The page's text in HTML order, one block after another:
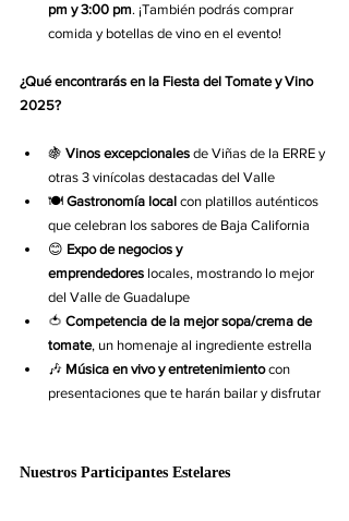
pm y 3:00 pm. ¡También podrás comprar
comida y botellas de vino en el evento!
¿Qué encontrarás en la Fiesta del Tomate y Vino
2025?
🍇 Vinos excepcionales de Viñas de la ERRE y
otras 3 vinícolas destacadas del Valle
🍽️ Gastronomía local con platillos auténticos
que celebran los sabores de Baja California
😊 Expo de negocios y
emprendedores locales, mostrando lo mejor
del Valle de Guadalupe
🍅 Competencia de la mejor sopa/crema de
tomate, un homenaje al ingrediente estrella
🎶 Música en vivo y entretenimiento con
presentaciones que te harán bailar y disfrutar
Nuestros Participantes Estelares